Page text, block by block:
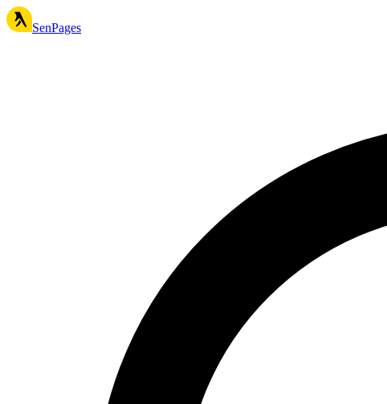
SenPages